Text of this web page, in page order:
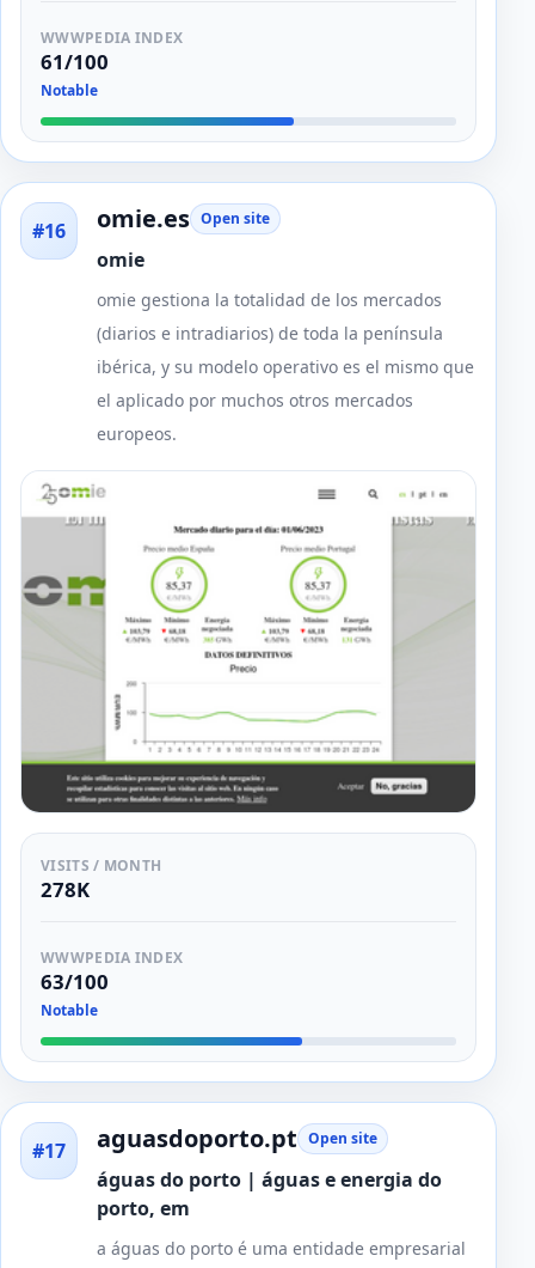
WWWPEDIA INDEX
61/100
Notable
#16 omie.es Open site
omie
omie gestiona la totalidad de los mercados
(diarios e intradiarios) de toda la península
ibérica, y su modelo operativo es el mismo que
el aplicado por muchos otros mercados
europeos.
VISITS / MONTH
278K
WWWPEDIA INDEX
63/100
Notable
#17 aguasdoporto.pt Open site
águas do porto | águas e energia do
porto, em
a águas do porto é uma entidade empresarial